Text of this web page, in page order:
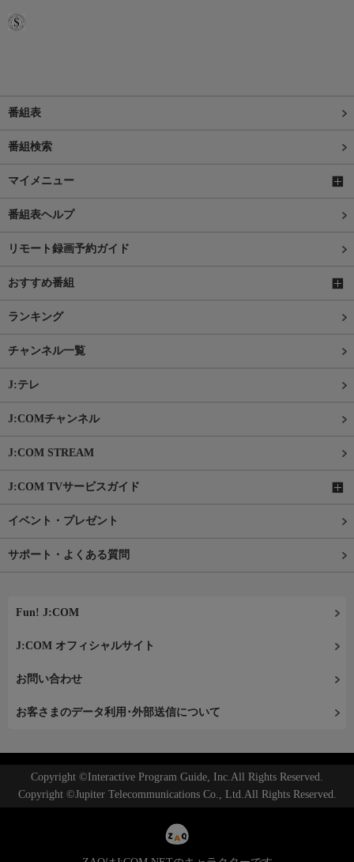
番組表
番組検索
マイメニュー
番組表ヘルプ
リモート録画予約ガイド
おすすめ番組
ランキング
チャンネル一覧
J:テレ
J:COMチャンネル
J:COM STREAM
J:COM TVサービスガイド
イベント・プレゼント
サポート・よくある質問
Fun! J:COM
J:COM オフィシャルサイト
お問い合わせ
お客さまのデータ利用･外部送信について
Copyright ©Interactive Program Guide, Inc.All Rights Reserved.
Copyright ©Jupiter Telecommunications Co., Ltd.All Rights Reserved.